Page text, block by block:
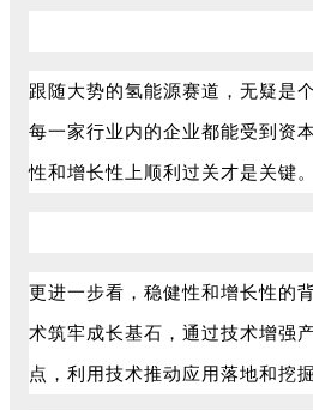
跟随大势的氢能源赛道，无疑是
每一家行业内的企业都能受到资
性和增长性上顺利过关才是关键。
更进一步看，稳健性和增长性的
术筑牢成长基石，通过技术增强
点，利用技术推动应用落地和挖